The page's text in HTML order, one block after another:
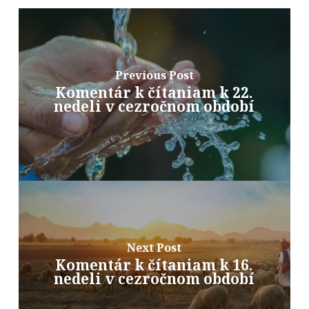
Previous Post
Komentár k čítaniam k 22.
nedeli v cezročnom období
Next Post
Komentár k čítaniam k 16.
nedeli v cezročnom období